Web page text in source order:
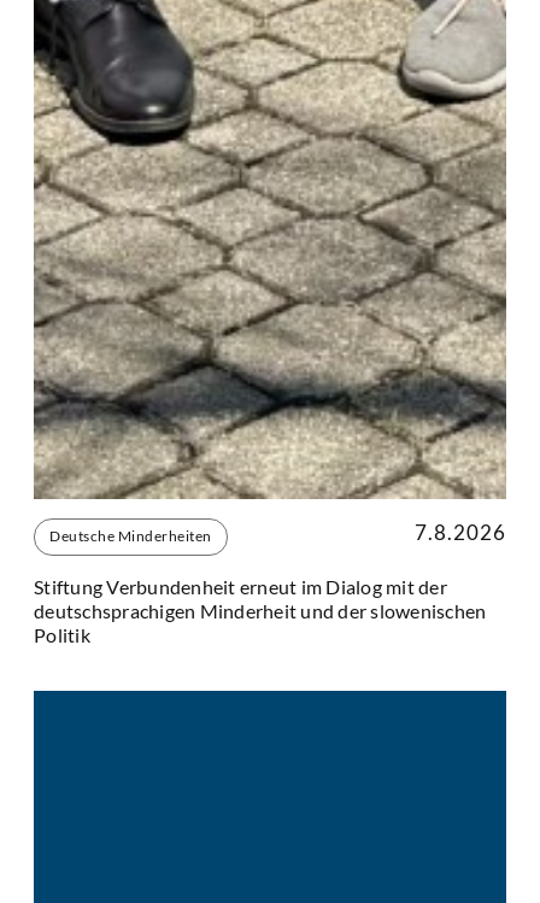
Deutsche Minderheiten 7.8.2026
Stiftung Verbundenheit erneut im Dialog mit der
deutschsprachigen Minderheit und der slowenischen
Politik